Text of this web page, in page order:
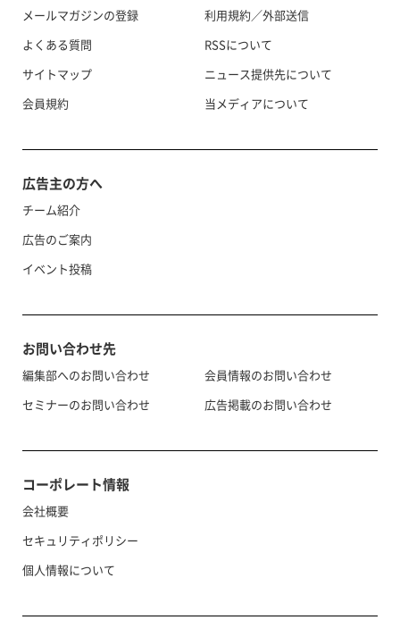
メールマガジンの登録
よくある質問
サイトマップ
会員規約
利用規約／外部送信
RSSについて
ニュース提供先について
当メディアについて
広告主の方へ
チーム紹介
広告のご案内
イベント投稿
お問い合わせ先
編集部へのお問い合わせ
セミナーのお問い合わせ
会員情報のお問い合わせ
広告掲載のお問い合わせ
コーポレート情報
会社概要
セキュリティポリシー
個人情報について